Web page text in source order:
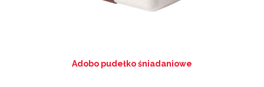
Adobo pudełko śniadaniowe